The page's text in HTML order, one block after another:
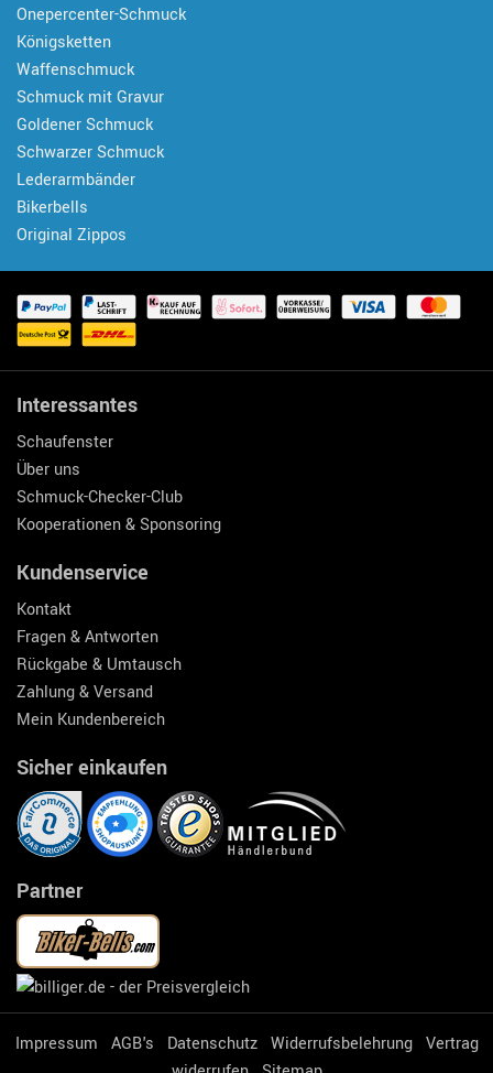
Onepercenter-Schmuck
Königsketten
Waffenschmuck
Schmuck mit Gravur
Goldener Schmuck
Schwarzer Schmuck
Lederarmbänder
Bikerbells
Original Zippos
Interessantes
Schaufenster
Über uns
Schmuck-Checker-Club
Kooperationen & Sponsoring
Kundenservice
Kontakt
Fragen & Antworten
Rückgabe & Umtausch
Zahlung & Versand
Mein Kundenbereich
Sicher einkaufen
Partner
Impressum AGB's Datenschutz Widerrufsbelehrung Vertrag